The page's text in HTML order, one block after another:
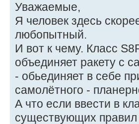
Уважаемые,
Я человек здесь
любопытный.
И вот к чему. Класс
объединяет ракету с
- обьединяет в себе
самолётного -
А что если ввести в
существующих правил